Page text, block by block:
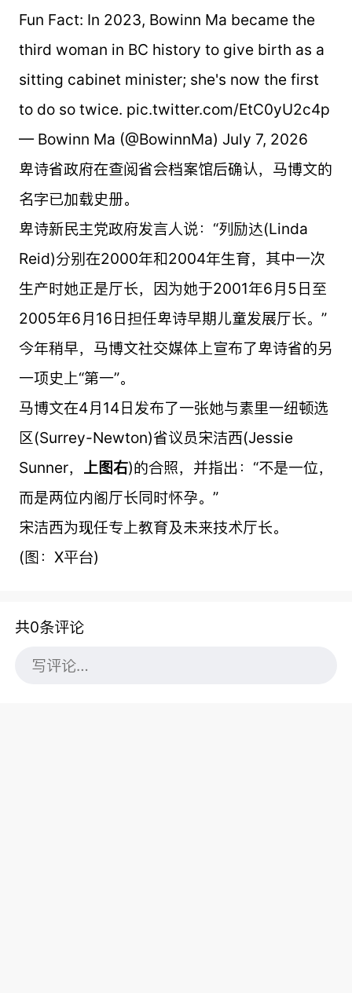
Fun Fact: In 2023, Bowinn Ma became the
third woman in BC history to give birth as a
sitting cabinet minister; she's now the first
to do so twice. pic.twitter.com/EtC0yU2c4p
— Bowinn Ma (@BowinnMa) July 7, 2026
卑诗省政府在查阅省会档案馆后确认，马博文的
名字已加载史册。
卑诗新民主党政府发言人说：“列励达(Linda
Reid)分别在2000年和2004年生育，其中一次
生产时她正是厅长，因为她于2001年6月5日至
2005年6月16日担任卑诗早期儿童发展厅长。”
今年稍早，马博文社交媒体上宣布了卑诗省的另
一项史上“第一”。
马博文在4月14日发布了一张她与素里一纽顿选
区(Surrey-Newton)省议员宋洁西(Jessie
Sunner，
上图右)的合照，并指出：“不是一位，
而是两位内阁厅长同时怀孕。”
宋洁西为现任专上教育及未来技术厅长。
(图：X平台)
共0条评论